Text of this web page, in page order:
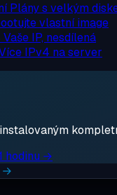
Plány s velkým
vlastní image
Vaše IP, nesdílená
IPv4 na server
hodinu →
→